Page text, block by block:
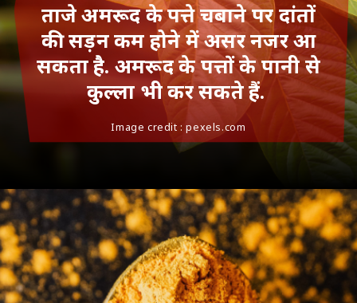
Image credit : pexels.com
ताजे अमरूद के पत्ते चबाने पर दांतों
की सड़न कम होने में असर नजर आ
सकता है. अमरूद के पत्तों के पानी से
कुल्ला भी कर सकते हैं.